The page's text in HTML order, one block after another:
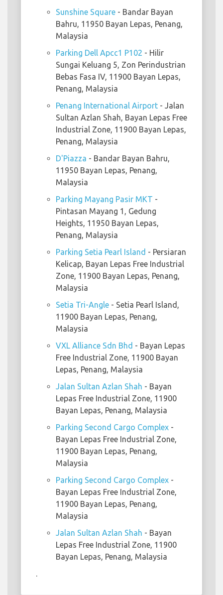
Sunshine Square - Bandar Bayan
Bahru, 11950 Bayan Lepas, Penang,
Malaysia
Parking Dell Apcc1 P102 - Hilir
Sungai Keluang 5, Zon Perindustrian
Bebas Fasa IV, 11900 Bayan Lepas,
Penang, Malaysia
Penang International Airport - Jalan
Sultan Azlan Shah, Bayan Lepas Free
Industrial Zone, 11900 Bayan Lepas,
Penang, Malaysia
D'Piazza - Bandar Bayan Bahru,
11950 Bayan Lepas, Penang,
Malaysia
Parking Mayang Pasir MKT -
Pintasan Mayang 1, Gedung
Heights, 11950 Bayan Lepas,
Penang, Malaysia
Parking Setia Pearl Island - Persiaran
Kelicap, Bayan Lepas Free Industrial
Zone, 11900 Bayan Lepas, Penang,
Malaysia
Setia Tri-Angle - Setia Pearl Island,
11900 Bayan Lepas, Penang,
Malaysia
VXL Alliance Sdn Bhd - Bayan Lepas
Free Industrial Zone, 11900 Bayan
Lepas, Penang, Malaysia
Jalan Sultan Azlan Shah - Bayan
Lepas Free Industrial Zone, 11900
Bayan Lepas, Penang, Malaysia
Parking Second Cargo Complex -
Bayan Lepas Free Industrial Zone,
11900 Bayan Lepas, Penang,
Malaysia
Parking Second Cargo Complex -
Bayan Lepas Free Industrial Zone,
11900 Bayan Lepas, Penang,
Malaysia
Jalan Sultan Azlan Shah - Bayan
Lepas Free Industrial Zone, 11900
Bayan Lepas, Penang, Malaysia
.